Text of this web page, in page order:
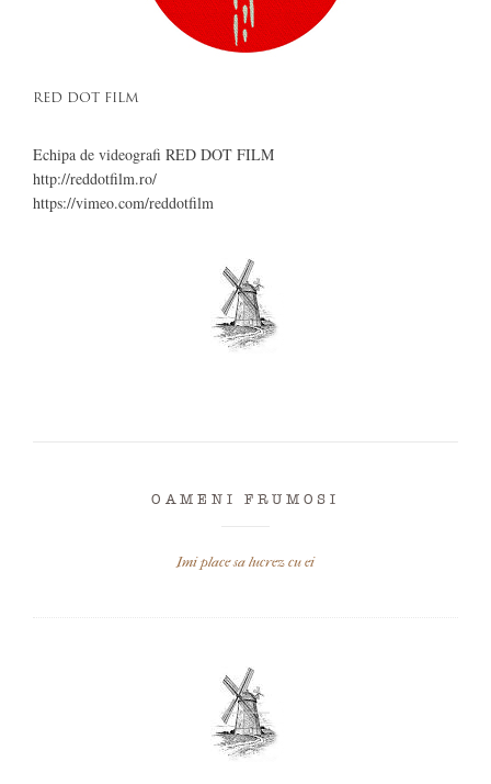
RED DOT FILM
Echipa de videografi RED DOT FILM
http://reddotfilm.ro/
https://vimeo.com/reddotfilm
OAMENI FRUMOSI
Imi place sa lucrez cu ei